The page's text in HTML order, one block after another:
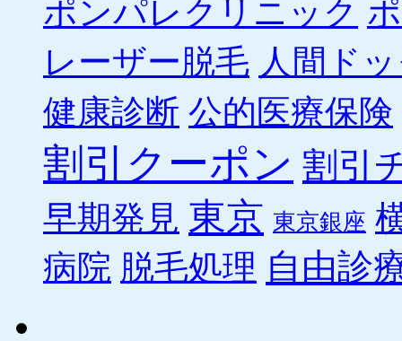
ポンパレクリニック
レーザー脱毛 人間ド
健康診断 公的医療保険
割引クーポン 割引
早期発見 東京 東京銀座
病院 脱毛処理 自由診